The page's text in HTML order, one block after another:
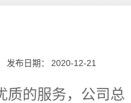
发布日期： 2020-12-21
质的服务，公司总